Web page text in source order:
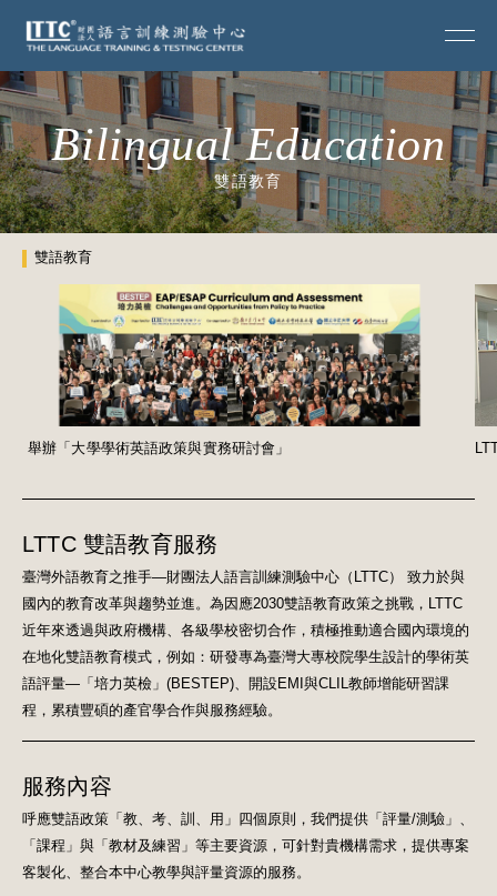
Bilingual Education
雙語教育
雙語教育
舉辦「大學學術英語政策與實務研討會」
LTTC 雙語教育服務
臺灣外語教育之推手—財團法人語言訓練測驗中心（LTTC） 致力於與
國內的教育改革與趨勢並進。為因應2030雙語教育政策之挑戰，LTTC
近年來透過與政府機構、各級學校密切合作，積極推動適合國內環境的
在地化雙語教育模式，例如：研發專為臺灣大專校院學生設計的學術英
語評量—「培力英檢」(BESTEP)、開設EMI與CLIL教師增能研習課
程，累積豐碩的產官學合作與服務經驗。
服務內容
呼應雙語政策「教、考、訓、用」四個原則，我們提供「評量/測驗」、
「課程」與「教材及練習」等主要資源，可針對貴機構需求，提供專案
客製化、整合本中心教學與評量資源的服務。